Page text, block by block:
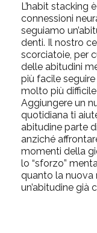
L’habit
connessioni
seguiamo
denti. Il nostro
scorciatoie, per
delle abitudini
più facile
molto più
Aggiungere un
quotidiana ti
abitudine parte
anziché
momenti della
lo “sforzo”
quanto la nuova
un’abitudine già